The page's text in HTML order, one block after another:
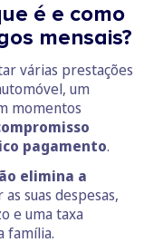
é e como
mensais?
várias prestações
um
momentos
pagamento.
elimina a
suas despesas,
e uma taxa
família.